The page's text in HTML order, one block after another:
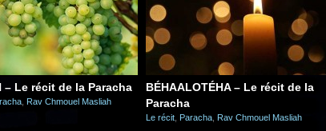
– Le récit de la Paracha
Rav Chmouel Masliah
BÉHAALOTÉHA – Le récit de la
Paracha
Le récit Paracha Rav Chmouel Masliah